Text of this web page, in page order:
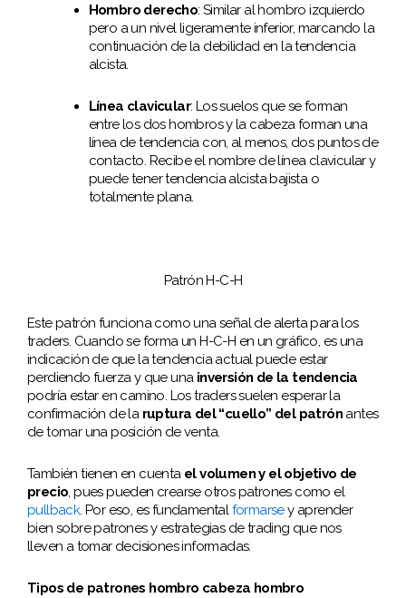
Hombro derecho: Similar al hombro izquierdo
pero a un nivel ligeramente inferior, marcando la
continuación de la debilidad en la tendencia
alcista.
Línea clavicular: Los suelos que se forman
entre los dos hombros y la cabeza forman una
línea de tendencia con, al menos, dos puntos de
contacto. Recibe el nombre de línea clavicular y
puede tener tendencia alcista bajista o
totalmente plana.
Patrón H-C-H
Este patrón funciona como una señal de alerta para los
traders. Cuando se forma un H-C-H en un gráfico, es una
indicación de que la tendencia actual puede estar
perdiendo fuerza y que unainversión de la tendencia
podría estar en camino. Los traders suelen esperar la
confirmación de la ruptura del “cuello” del patrón antes
de tomar una posición de venta.
También tienen en cuentael volumen y el objetivo de
precio, pues pueden crearse otros patrones como el
pullback. Por eso, es fundamentalformarsey aprender
bien sobre patrones y estrategias de trading que nos
lleven a tomar decisiones informadas.
Tipos de patrones hombro cabeza hombro